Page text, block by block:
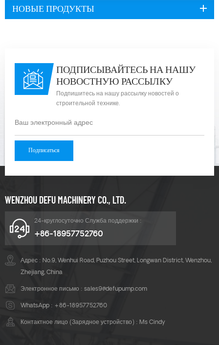
НОВЫЕ ПРОДУКТЫ
ПОДПИСЫВАЙТЕСЬ НА НАШУ
НОВОСТНУЮ РАССЫЛКУ
Подпишитесь на нашу рассылку новостей о
строительной технике.
WENZHOU DEFU MACHINERY CO., LTD.
24-круглосуточно Служба поддержки :
+86-18957752760
Адрес : No.9, Wenhui Road, Puzhou Street, Longwan District, Wenzhou,
Zhejiang, China
Электронное письмо : sales9@defupump.com
WhatsApp : +86-18957752760
Контактное лицо (Зарядное устройство) : Ms Cindy